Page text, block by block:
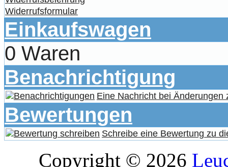
Widerrufsformular
Einkaufswagen
0 Waren
Benachrichtigung
Eine Nachricht bei Änderungen
Bewertungen
Schreibe eine Bewertung zu
Copyright © 2026